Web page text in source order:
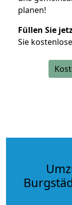
planen!
Füllen Sie
Sie